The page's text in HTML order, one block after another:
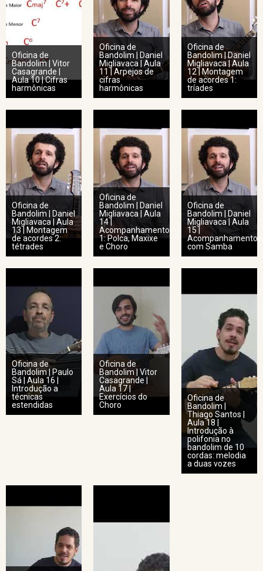
Oficina de
Bandolim | Vitor
Casagrande |
Aula 10 | Cifras
harmônicas
Oficina de
Bandolim | Daniel
Migliavaca | Aula
11 | Arpejos de
cifras
harmônicas
Oficina de
Bandolim | Daniel
Migliavaca | Aula
12 | Montagem
de acordes 1:
tríades
Oficina de
Bandolim | Daniel
Migliavaca | Aula
13 | Montagem
de acordes 2:
tétrades
Oficina de
Bandolim | Daniel
Migliavaca | Aula
14 |
Acompanhamento
1: Polca, Maxixe
e Choro
Oficina de
Bandolim | Daniel
Migliavaca | Aula
15 |
Acompanhamentos
com Samba
Oficina de
Bandolim | Paulo
Sá | Aula 16 |
Introdução a
técnicas
estendidas
Oficina de
Bandolim | Vitor
Casagrande |
Aula 17 |
Exercícios do
Choro
Oficina de
Bandolim |
Thiago Santos |
Aula 18 |
Introdução à
polifonia no
bandolim de 10
cordas: melodia
a duas vozes